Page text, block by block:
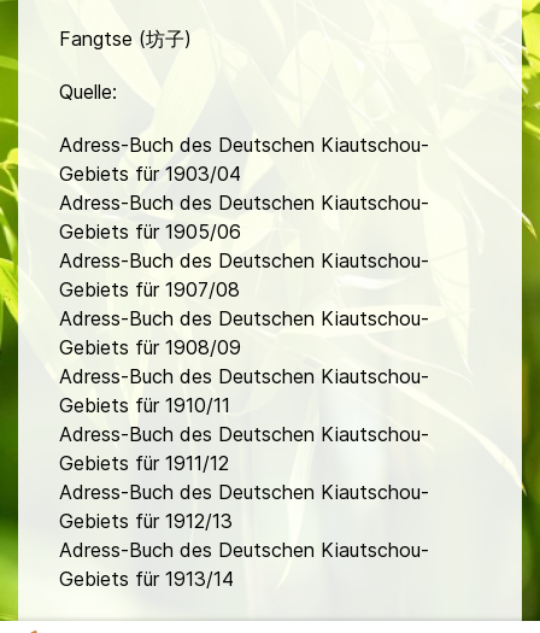
Fangtse (坊子)
Quelle:
Adress-Buch des Deutschen Kiautschou-
Gebiets für 1903/04
Adress-Buch des Deutschen Kiautschou-
Gebiets für 1905/06
Adress-Buch des Deutschen Kiautschou-
Gebiets für 1907/08
Adress-Buch des Deutschen Kiautschou-
Gebiets für 1908/09
Adress-Buch des Deutschen Kiautschou-
Gebiets für 1910/11
Adress-Buch des Deutschen Kiautschou-
Gebiets für 1911/12
Adress-Buch des Deutschen Kiautschou-
Gebiets für 1912/13
Adress-Buch des Deutschen Kiautschou-
Gebiets für 1913/14